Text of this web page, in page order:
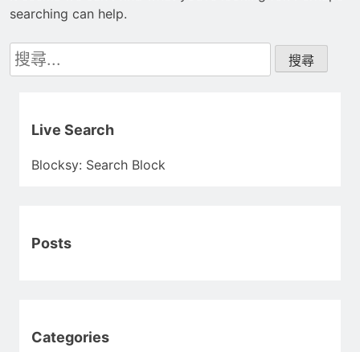
searching can help.
搜
尋
Live Search
Blocksy: Search Block
Posts
Categories